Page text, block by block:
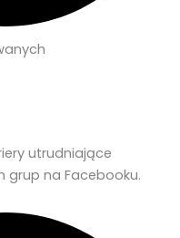
utrudniające
grup na Facebooku.